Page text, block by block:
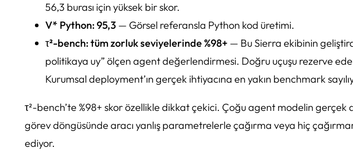
56,3 burası için yüksek bir skor.
V* Python: 95,3 — Görsel referansla Python kod üretimi.
τ²-bench: tüm zorluk seviyelerinde %98+ — Bu Sierra ekibinin
politikaya uy” ölçen agent değerlendirmesi. Doğru uçuşu rezerve
Kurumsal deployment’ın gerçek ihtiyacına en yakın benchmark
τ²-bench’te %98+ skor özellikle dikkat çekici. Çoğu agent modelin gerçek
görev döngüsünde aracı yanlış parametrelerle çağırma veya hiç
ediyor.